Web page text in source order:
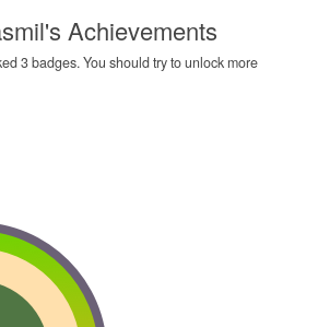
Achievements
3 badges. You should try to unlock more